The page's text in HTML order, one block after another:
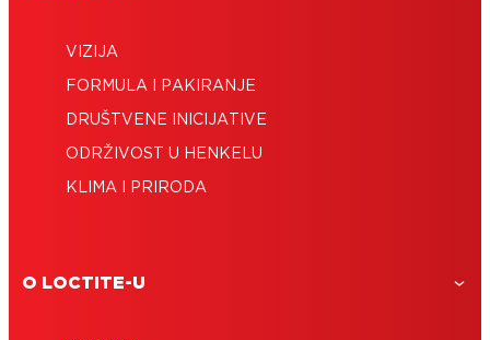
VIZIJA
FORMULA I PAKIRANJE
DRUŠTVENE INICIJATIVE
ODRŽIVOST U HENKELU
KLIMA I PRIRODA
O LOCTITE-U